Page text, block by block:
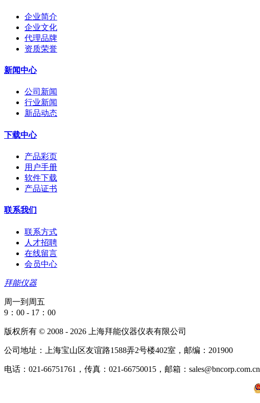
企业简介
企业文化
代理品牌
资质荣誉
新闻中心
公司新闻
行业新闻
新品动态
下载中心
产品彩页
用户手册
软件下载
产品证书
联系我们
联系方式
人才招聘
在线留言
会员中心
拜能仪器
周一到周五
9：00 - 17：00
版权所有 © 2008 - 2026 上海拜能仪器仪表有限公司
公司地址：上海宝山区友谊路1588弄2号楼402室，邮编：201900
电话：021-66751761，传真：021-66750015，邮箱：sales@bncorp.com.cn